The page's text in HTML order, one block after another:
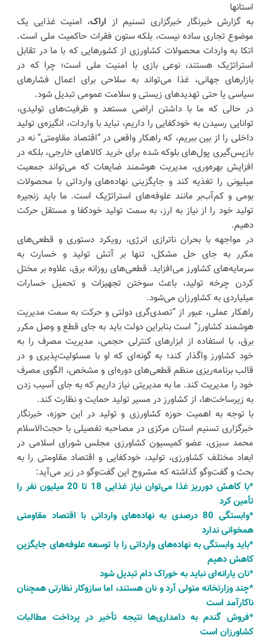
استانها
به گزارش خبرنگار خبرگزاری تسنیم از اراک، امنیت غذایی یک
موضوع تجاری ساده نیست، بلکه ستون فقرات حاکمیت ملی است.
اتکا به واردات محصولات کشاورزی از کشورهایی که با ما در تقابل
استراتژیک هستند، نوعی بازی با امنیت ملی است؛ چرا که در
بازارهای جهانی، غذا می‌تواند به سلاحی برای اعمال فشارهای
سیاسی یا حتی تهدیدهای زیستی و سلامت عمومی تبدیل شود.
در حالی که ما با داشتن اراضی مستعد و ظرفیت‌های تولیدی،
توانایی رسیدن به خودکفایی را داریم، نباید با واردات، انگیزه‌ی تولید
داخلی را از بین ببریم، که راهکار واقعی در “اقتصاد مقاومتی” نه در
بازپس‌گیری پول‌های بلوکه شده برای خرید کالاهای خارجی، بلکه در
افزایش بهره‌وری، مدیریت هوشمند ضایعات که می‌تواند جمعیت
میلیونی را تغذیه کند و جایگزینی نهاده‌های وارداتی با محصولات
بومی و کم‌آب‌بر مانند علوفه‌های استراتژیک است. ما باید زنجیره
تولید خود را از نیاز به ارز، به سمت تولید خودکفا و مستقل حرکت
دهیم.
در مواجهه با بحران ناترازی انرژی، رویکرد دستوری و قطعی‌های
مکرر به جای حل مشکل، تنها بر آتش تولید و خسارت به
سرمایه‌های کشاورز می‌افزاید. قطعی‌های روزانه برق، علاوه بر مختل
کردن چرخه تولید، باعث سوختن تجهیزات و تحمیل خسارات
میلیاردی به کشاورزان می‌شود.
راهکار عملی، عبور از “تصدی‌گری دولتی و حرکت به سمت مدیریت
هوشمند کشاورز” است بنابراین دولت باید به جای قطع و وصل مکرر
برق، با استفاده از ابزارهای کنترلی حجمی، مدیریت مصرف را به
خود کشاورز واگذار کند؛ به گونه‌ای که او با مسئولیت‌پذیری و در
قالب برنامه‌ریزی منظم قطعی‌های دوره‌ای و مشخص، الگوی مصرف
خود را مدیریت کند. ما به مدیریتی نیاز داریم که به جای آسیب زدن
به زیرساخت‌ها، از کشاورز در مسیر تولید حمایت و نظارت کند.
با توجه به اهمیت حوزه کشاورزی و تولید در این حوزه، خبرنگار
خبرگزاری تسنیم استان مرکزی در مصاحبه تفصیلی با حجت‌الاسلام
محمد سبزی، عضو کمیسیون کشاورزی مجلس شورای اسلامی در
ابعاد مختلف کشاورزی، تولید، خودکفایی و اقتصاد مقاومتی را به
بحث و گفت‌وگو گذاشته که مشروح این گفت‌وگو در زیر می‌آید:
*با کاهش دورریز غذا می‌توان نیاز غذایی 18 تا 20میلیون نفر را
تأمین کرد
*وابستگی 80درصدی به نهاده‌های وارداتی با اقتصاد مقاومتی
همخوانی ندارد
*باید وابستگی به نهاده‌های وارداتی را با توسعه علوفه‌های جایگزین
کاهش دهیم
*نان یارانه‌ای نباید به خوراک دام تبدیل شود
*چند وزارتخانه متولی آرد و نان هستند، اما سازوکار نظارتی همچنان
ناکارآمد است
*فروش گندم به دامداری‌ها نتیجه تأخیر در پرداخت مطالبات
کشاورزان است